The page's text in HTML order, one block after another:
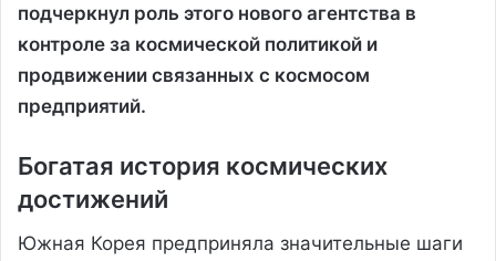
подчеркнул роль этого нового агентства в
контроле за космической политикой и
продвижении связанных с космосом
предприятий.
Богатая история космических
достижений
Южная Корея предприняла значительные шаги